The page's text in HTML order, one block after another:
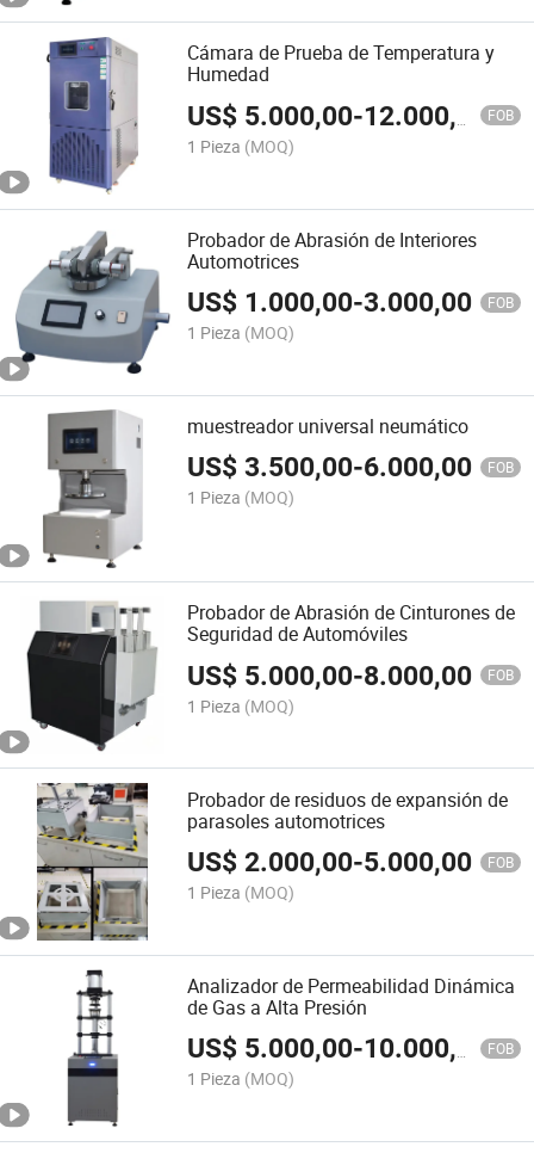
Cámara de Prueba de Temperatura y
Humedad
US$ 5.000,00-12.000,00 FOB
1 Pieza (MOQ)
Probador de Abrasión de Interiores
Automotrices
US$ 1.000,00-3.000,00 FOB
1 Pieza (MOQ)
muestreador universal neumático
US$3.500,00-6.000,00 FOB
1 Pieza (MOQ)
Probador de Abrasión de Cinturones de
Seguridad de Automóviles
US$ 5.000,00-8.000,00 FOB
1 Pieza (MOQ)
Probador de residuos de expansión de
parasoles automotrices
US$2.000,00-5.000,00 FOB
1 Pieza (MOQ)
Analizador de Permeabilidad Dinámica
de Gas a Alta Presión
US$ 5.000,00-10.000,00 FOB
1 Pieza (MOQ)